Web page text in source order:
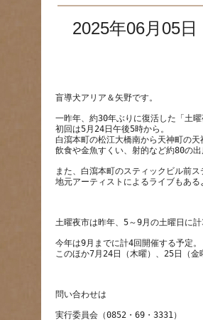
2025年06月05
盲導犬アリア＆矢野です。
一昨年、約30年ぶりに復活した「土
初回は5月24日午後5時から。
白瀉本町の松江大橋南から天神町の
また、白瀉本町のスティックビル前
今年は9月までに計4回開催する予定。